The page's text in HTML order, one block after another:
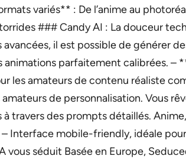
variés** : De l’anime au
### Candy AI : La douceur
il est possible de générer
animations parfaitement calibrées.
les amateurs de contenu réaliste
de personnalisation. Vous
travers des prompts détaillés.
Interface mobile-friendly, idéale
vous séduit Basée en Europe,